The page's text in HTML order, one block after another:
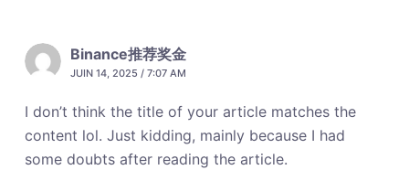
Binance推荐奖金
JUIN 14, 2025 / 7:07 AM
I don’t think the title of your article matches the
content lol. Just kidding, mainly because I had
some doubts after reading the article.